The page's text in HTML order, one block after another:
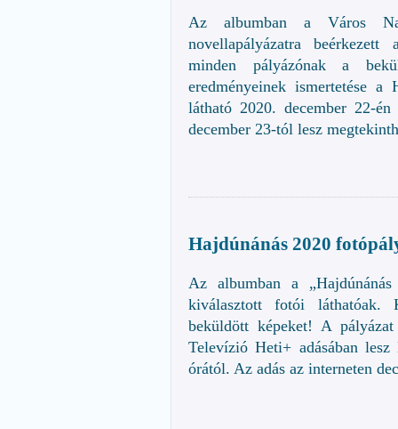
Az albumban a Város
novellapályázatra beérkezett
minden pályázónak a
eredményeinek ismertetése a
látható 2020. december 22-
december 23-tól lesz
Hajdúnánás 2020
Az albumban a
kiválasztott fotói láthatóak.
beküldött képeket! A pályázat
Televízió Heti+ adásában
órától. Az adás az interneten